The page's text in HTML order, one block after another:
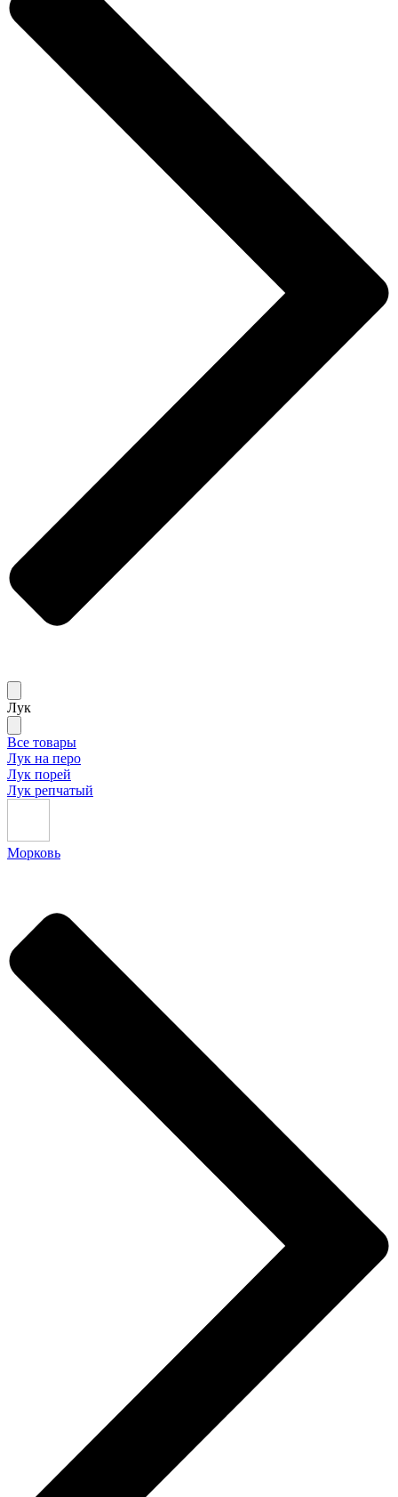
Лук
Все товары
Лук на перо
Лук порей
Лук репчатый
Морковь